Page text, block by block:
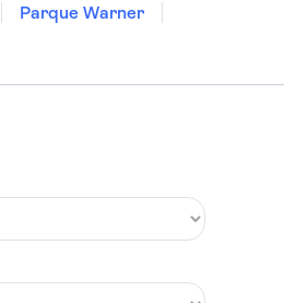
Parque Warner